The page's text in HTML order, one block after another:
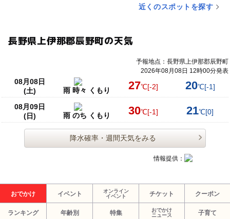
近くのスポットを探す
長野県上伊那郡辰野町の天気
予報地点：長野県上伊那郡辰野町
2026年08月08日 12時00分発表
08月08日
(土)
雨 時々 くもり 27℃[-2] 20℃[-1]
08月09日
(日)
雨 のち くもり 30℃[-1] 21℃[0]
降水確率・週間天気をみる
情報提供：
おでかけ イベント
オンライン
イベント
チケット クーポン
ランキング 年齢別 特集
おでかけ
ニュース
子育て